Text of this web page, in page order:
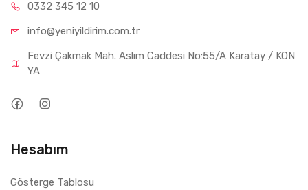
0332 345 12 10
info@yeniyildirim.com.tr
Fevzi Çakmak Mah. Aslım Caddesi No:55/A Karatay / KON
YA
Hesabım
Gösterge Tablosu